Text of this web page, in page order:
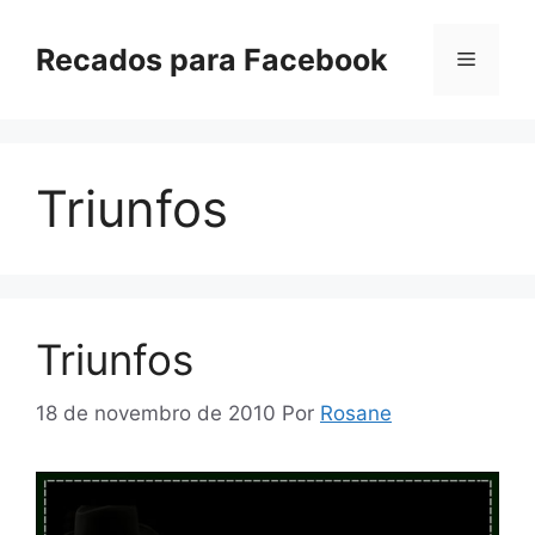
paraRecados para Facebook Menu
Triunfos
Triunfos
18 de novembro de 2010 Por Rosane